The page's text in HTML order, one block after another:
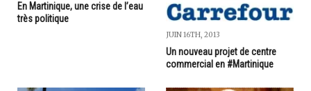
En Martinique, une crise de l’eau
très politique
JUIN 16TH, 2013
Un nouveau projet de centre
commercial en #Martinique